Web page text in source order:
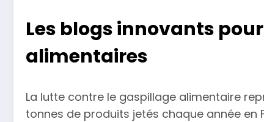
Les blogs innovants
alimentaires
La lutte contre le gaspillage alimentaire
tonnes de produits jetés chaque année en